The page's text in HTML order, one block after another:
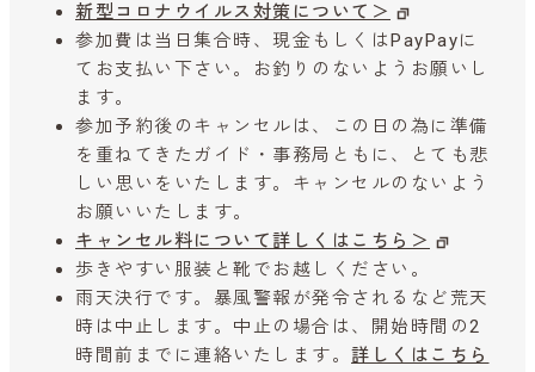
新型コロナウイルス対策について＞
参加費は当日集合時、現金もしくはPayPayに
てお支払い下さい。お釣りのないようお願いし
ます。
参加予約後のキャンセルは、この日の為に準備
を重ねてきたガイド・事務局ともに、とても悲
しい思いをいたします。キャンセルのないよう
お願いいたします。
キャンセル料について詳しくはこちら＞
歩きやすい服装と靴でお越しください。
雨天決行です。暴風警報が発令されるなど荒天
時は中止します。中止の場合は、開始時間の2
時間前までに連絡いたします。 詳しくはこちら